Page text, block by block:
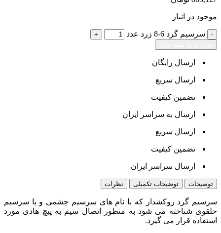
موجود در انبار
سرسیم گرد 6-8 زرد عدد
ارسال رایگان
ارسال سریع
تضمین کیفیت
ارسال به سراسر ایران
ارسال سریع
تضمین کیفیت
ارسال سراسر ایران
توضیحات توضیحات تکمیلی نظرات
سرسیم گرد روکشدار که با نام های سرسیم چشمی و یا سرسیم
حلقوی شناخته می شود به منظور اتصال سیم به پیچ هادی مورد
استفاده قرار می گیرد.